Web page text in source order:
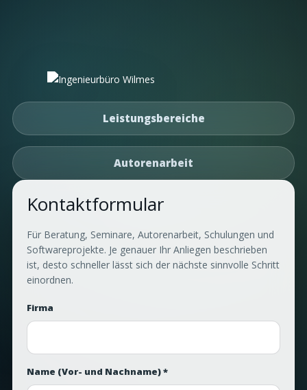
Leistungsbereiche
Autorenarbeit
Kontaktformular
Für Beratung, Seminare, Autorenarbeit, Schulungen und
Softwareprojekte. Je genauer Ihr Anliegen beschrieben
ist, desto schneller lässt sich der nächste sinnvolle Schritt
einordnen.
Firma
Name (Vor- und Nachname) *